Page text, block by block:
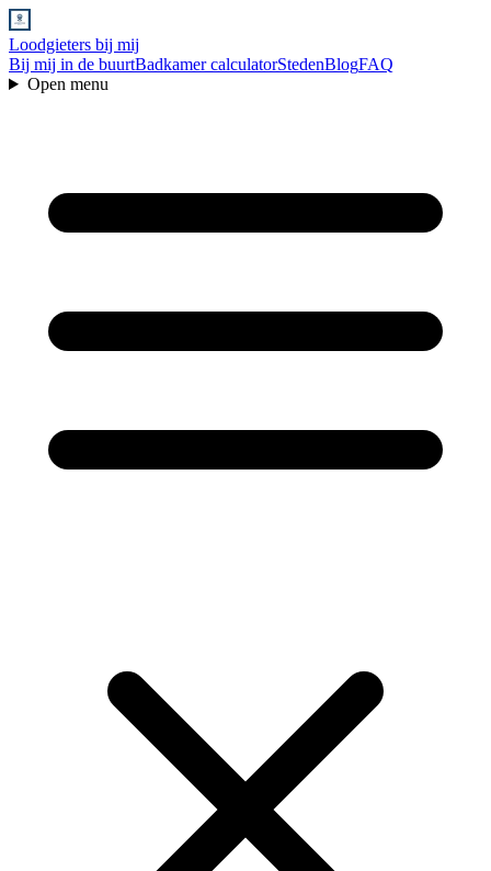
Loodgieters bij mij
Bij mij in de buurtBadkamer calculatorStedenBlogFAQ
Open menu